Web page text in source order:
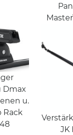
Dmax
u.
Rack
JK